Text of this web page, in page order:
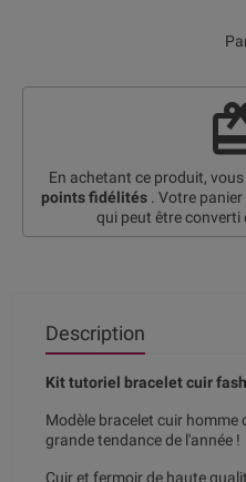
En achetant ce produit,
points fidélités . Votre
qui peut être converti
Description
Kit tutoriel bracelet cuir
Modèle bracelet cuir homme
grande tendance de l'année !
Cuir et fermoir de haute